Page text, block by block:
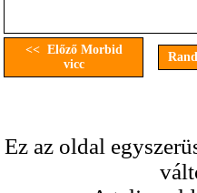
<< Előző Morbid
vicc
Ez az oldal